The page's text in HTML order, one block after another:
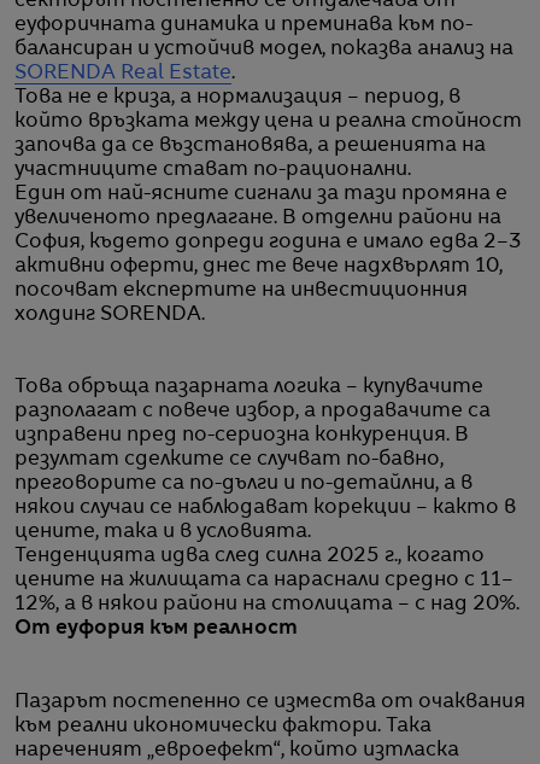
еуфоричната динамика и преминава към по-
балансиран и устойчив модел, показва анализ на
SORENDA Real Estate.
Това не е криза, а нормализация – период, в
който връзката между цена и реална стойност
започва да се възстановява, а решенията на
участниците стават по-рационални.
Един от най-ясните сигнали за тази промяна е
увеличеното предлагане. В отделни райони на
София, където допреди година е имало едва 2–3
активни оферти, днес те вече надхвърлят 10,
посочват експертите на инвестиционния
холдинг SORENDA.
Това обръща пазарната логика – купувачите
разполагат с повече избор, а продавачите са
изправени пред по-сериозна конкуренция. В
резултат сделките се случват по-бавно,
преговорите са по-дълги и по-детайлни, а в
някои случаи се наблюдават корекции – както в
цените, така и в условията.
Тенденцията идва след силна 2025 г., когато
цените на жилищата са нараснали средно с 11–
12%, а в някои райони на столицата – с над 20%.
От еуфория към реалност
Пазарът постепенно се измества от очаквания
към реални икономически фактори. Така
нареченият „евроефект“, който изтласка